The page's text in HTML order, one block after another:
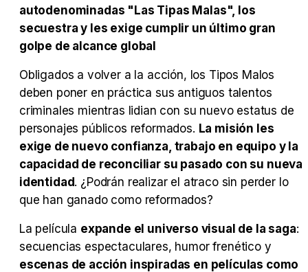
autodenominadas "Las Tipas Malas", los
secuestra y les exige cumplir un último gran
golpe de alcance global
Obligados a volver a la acción, los Tipos Malos
deben poner en práctica sus antiguos talentos
criminales mientras lidian con su nuevo estatus de
personajes públicos reformados. La misión les
exige de nuevo confianza, trabajo en equipo y la
capacidad de reconciliar su pasado con su nueva
identidad. ¿Podrán realizar el atraco sin perder lo
que han ganado como reformados?
La película expande el universo visual de la saga:
secuencias espectaculares, humor frenético y
escenas de acción inspiradas en películas como